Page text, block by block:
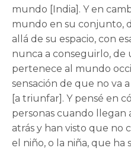
mundo [India]. Y en
mundo en su conjunto,
allá de su espacio, con
nunca a conseguirlo,
pertenece al mundo
sensación de que no va
[a triunfar]. Y pensé en
personas cuando llegan
atrás y han visto que no
el niño, o la niña, que ha